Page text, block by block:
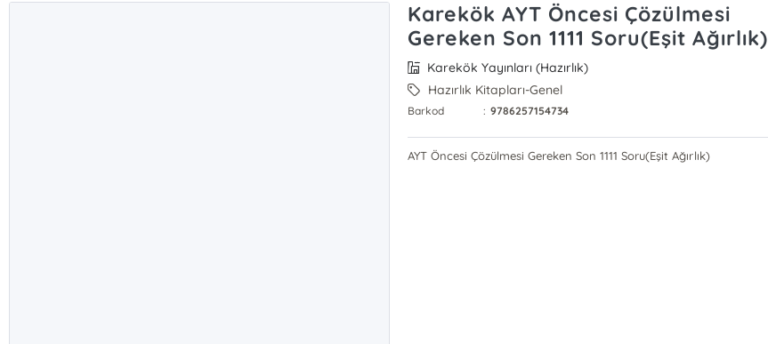
Karekök AYT Öncesi Çözülmesi
Gereken Son 1111 Soru(Eşit Ağırlık)
Karekök Yayınları (Hazırlık)
Hazırlık Kitapları-Genel
Barkod : 9786257154734
AYT Öncesi Çözülmesi Gereken Son 1111 Soru(Eşit Ağırlık)